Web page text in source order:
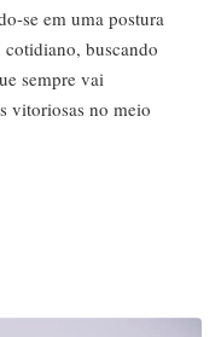
se em uma postura
buscando
sempre vai
vitoriosas no meio